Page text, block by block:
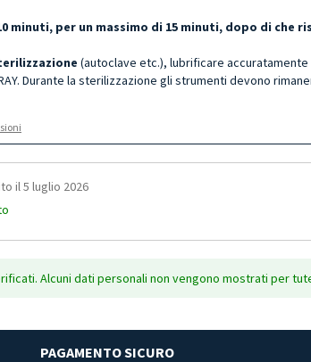
per un massimo di 15 minuti, dopo di che
(autoclave etc.), lubrificare
Durante la sterilizzazione gli strumenti devono
il 5 luglio 2026
Alcuni dati personali non vengono mostrati per
PAGAMENTO SICURO